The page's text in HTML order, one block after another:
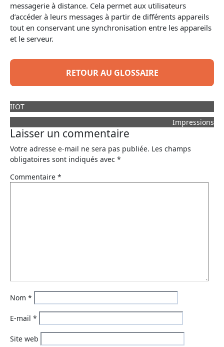
messagerie à distance. Cela permet aux utilisateurs
d’accéder à leurs messages à partir de différents appareils
tout en conservant une synchronisation entre les appareils
et le serveur.
RETOUR AU GLOSSAIRE
IIOT
Impressions
Laisser un commentaire
Votre adresse e-mail ne sera pas publiée. Les champs
obligatoires sont indiqués avec *
Commentaire *
Nom *
E-mail *
Site web